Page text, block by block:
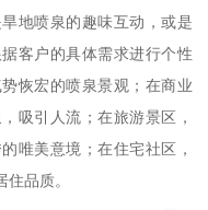
地喷泉的趣味互动，或是
客户的具体需求进行个性
恢宏的喷泉景观；在商业
吸引人流；在旅游景区，
唯美意境；在住宅社区，
品质。